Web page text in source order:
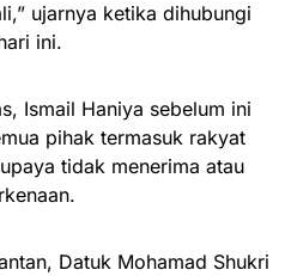
ujarnya ketika dihubungi
ini.
Ismail Haniya sebelum ini
pihak terma­suk rakyat
tidak menerima atau
Datuk Mohamad Shukri